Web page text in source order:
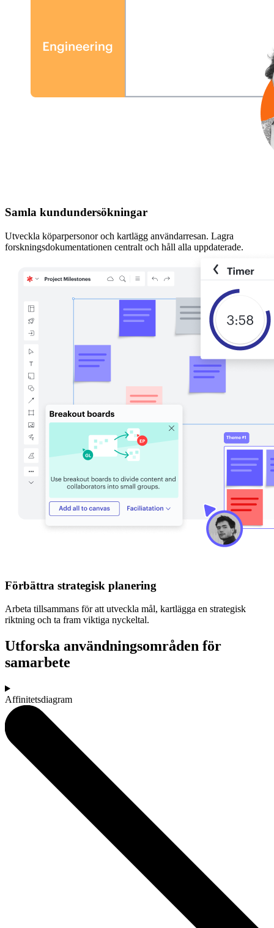
Samla kundundersökningar
Utveckla köparpersonor och kartlägg användarresan. Lagra
forskningsdokumentationen centralt och håll alla uppdaterade.
Förbättra strategisk planering
Arbeta tillsammans för att utveckla mål, kartlägga en strategisk
riktning och ta fram viktiga nyckeltal.
Utforska användningsområden för
samarbete
Affinitetsdiagram